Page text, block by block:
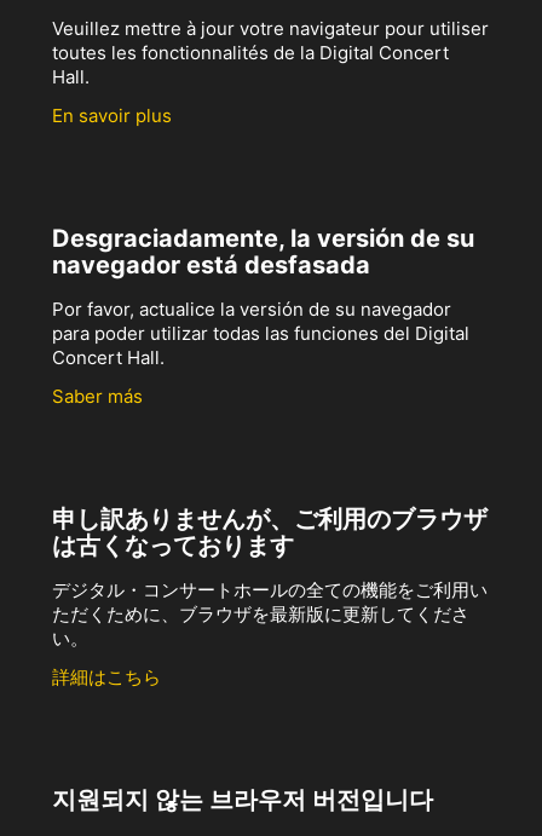
Veuillez mettre à jour votre navigateur pour utiliser
toutes les fonctionnalités de la Digital Concert
Hall.
En savoir plus
Desgraciadamente, la versión de su
navegador está desfasada
Por favor, actualice la versión de su navegador
para poder utilizar todas las funciones del Digital
Concert Hall.
Saber más
申し訳ありませんが、ご利用のブラウザ
は古くなっております
デジタル・コンサートホールの全ての機能をご利用い
ただくために、ブラウザを最新版に更新してくださ
い。
詳細はこちら
지원되지 않는 브라우저 버전입니다